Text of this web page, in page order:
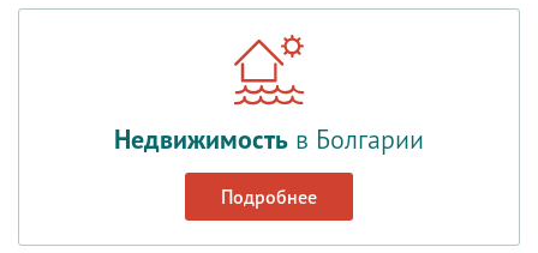
Недвижимость в Болгарии
Подробнее